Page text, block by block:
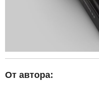
От автора: